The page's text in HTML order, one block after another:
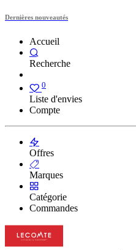
Dernières nouveautés
Accueil
Recherche
0
Liste d'envies
Compte
Offres
Marques
Catégorie
Commandes